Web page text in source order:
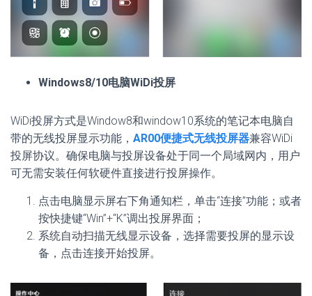
Windows8/10电脑WiDi投屏
WiDi投屏方式是Window8和window10系统的笔记本电脑自
带的无线投屏显示功能， AR00便捷式无线投屏器兼容WiDi
投屏协议。确保电脑与投屏设备处于同一个局域网内，用户
可无需安装任何软硬件直接进行投屏操作。
点击电脑显示屏右下角通知栏，单击“连接”功能；或者
按快捷键“Win”+“K”调出投屏界面；
系统自动扫描无线显示设备，选择需要投屏的显示设
备，点击连接开始投屏。